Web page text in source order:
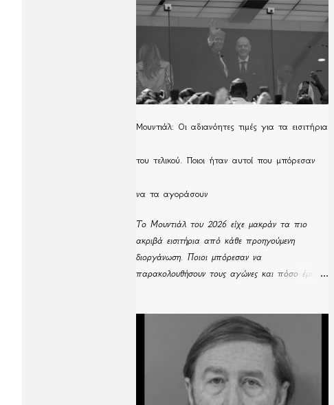
Μουντιάλ: Οι αδιανόητες τιμές για τα εισιτήρια
του τελικού. Ποιοι ήταν αυτοί που μπόρεσαν
να τα αγοράσουν
Το Μουντιάλ του 2026 είχε μακράν τα πιο
ακριβά εισιτήρια από κάθε προηγούμενη
διοργάνωση. Ποιοι μπόρεσαν να
παρακολουθήσουν τους αγώνες και πόσο έμειναν